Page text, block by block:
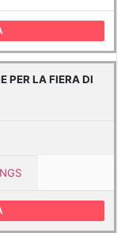
PER LA FIERA DI